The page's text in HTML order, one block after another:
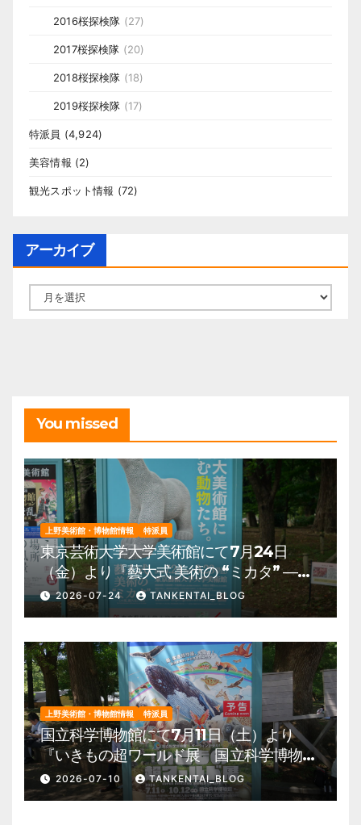
2016桜探検隊 (27)
2017桜探検隊 (20)
2018桜探検隊 (18)
2019桜探検隊 (17)
特派員 (4,924)
美容情報 (2)
観光スポット情報 (72)
アーカイブ
You missed
上野美術館・博物館情報 特派員
東京芸術大学大学美術館にて7月24日
（金）より『藝大式 美術の “ミカタ” ―こ
の夏、藝大生になる―』を開催。 上野公
園 美術館・博物館 混雑情報他
2026-07-24 TANKENTAI_BLOG
上野美術館・博物館情報 特派員
国立科学博物館にて7月11日（土）より
『いきもの超ワールド展 国立科学博物館
×ダーウィンが来た！』を開催。 上野公
園 美術館・博物館 混雑情報他
2026-07-10 TANKENTAI_BLOG